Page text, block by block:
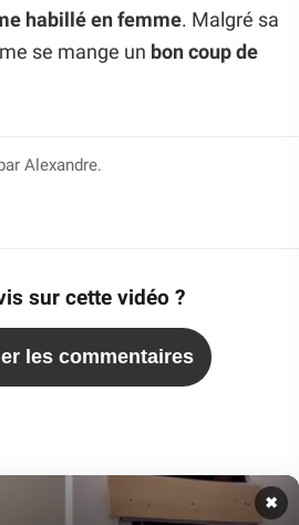
habillé en femme. Malgré sa
se mange un bon coup de
Alexandre.
sur cette vidéo ?
les commentaires
✖